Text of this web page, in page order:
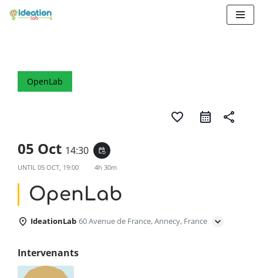
OpenLab
favorite_border share
05 Oct 14:30 event_repeat
UNTIL 05 OCT, 19:00 4h 30m
OpenLab
IdeationLab 60 Avenue de France, Annecy, France
Intervenants